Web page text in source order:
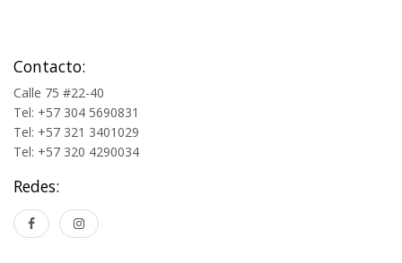
Contacto:
Calle 75 #22-40
Tel: +57 304 5690831
Tel: +57 321 3401029
Tel: +57 320 4290034
Redes: